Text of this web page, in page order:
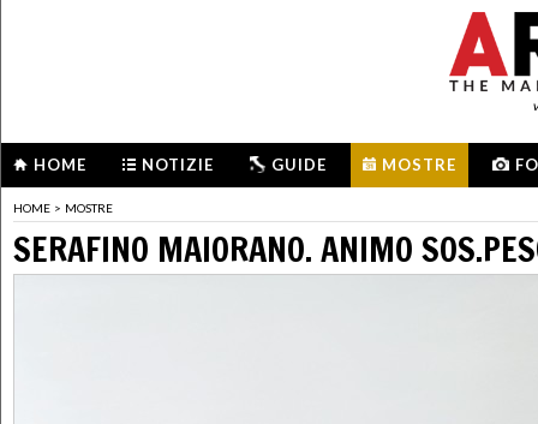
HOME NOTIZIE GUIDE MOSTRE
HOME > MOSTRE
SERAFINO MAIORANO. ANIMO